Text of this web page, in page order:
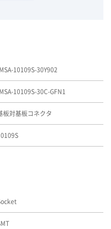
10109S-30Y902
10109S-30C-GFN1
板対基板コネクタ